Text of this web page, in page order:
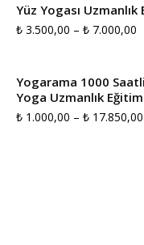
Yüz Yogası Uzmanlık
₺ 3.500,00 – ₺ 7.000,00
₺
-
Yogarama 1000
Yoga Uzmanlık
₺ 1.000,00 – ₺ 17.850,00